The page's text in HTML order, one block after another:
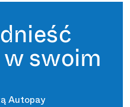
swoim
Autopay